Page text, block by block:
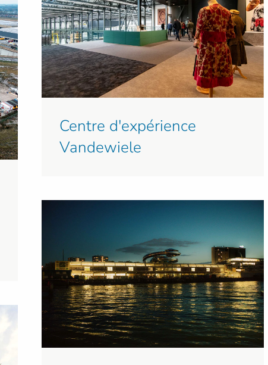
Centre d'expérience
Vandewiele